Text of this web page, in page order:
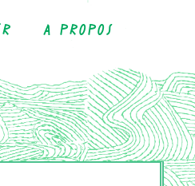
A propos